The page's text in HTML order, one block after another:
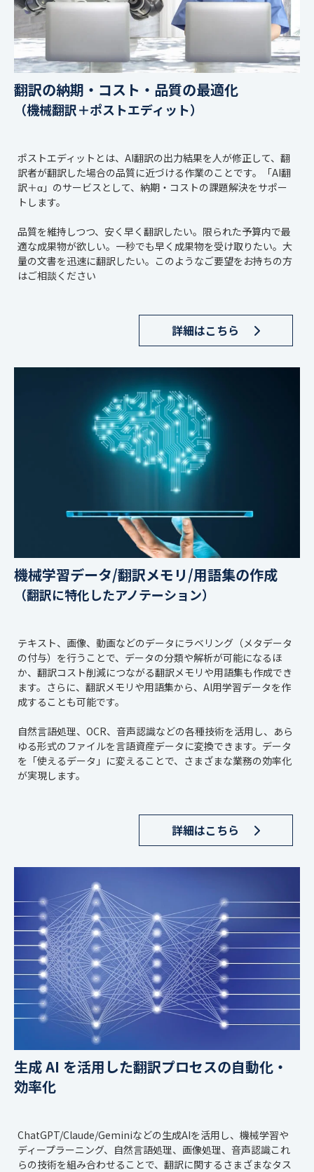
翻訳の納期・コスト・品質の最適化
（機械翻訳＋ポストエディット）
ポストエディットとは、AI翻訳の出力結果を人が修正して、翻
訳者が翻訳した場合の品質に近づける作業のことです。「AI翻
訳＋α」のサービスとして、納期・コストの課題解決をサポー
トします。
品質を維持しつつ、安く早く翻訳したい。限られた予算内で最
適な成果物が欲しい。一秒でも早く成果物を受け取りたい。大
量の文書を迅速に翻訳したい。このようなご要望をお持ちの方
はご相談ください
詳細はこちら
機械学習データ/翻訳メモリ/用語集の作成
（翻訳に特化したアノテーション）
テキスト、画像、動画などのデータにラベリング（メタデータ
の付与）を行うことで、データの分類や解析が可能になるほ
か、翻訳コスト削減につながる翻訳メモリや用語集も作成でき
ます。さらに、翻訳メモリや用語集から、AI用学習データを作
成することも可能です。
自然言語処理、OCR、音声認識などの各種技術を活用し、あら
ゆる形式のファイルを言語資産データに変換できます。データ
を「使えるデータ」に変えることで、さまざまな業務の効率化
が実現します。
詳細はこちら
生成 AI を活用した翻訳プロセスの自動化・
効率化
ChatGPT/Claude/Geminiなどの生成AIを活用し、機械学習や
ディープラーニング、自然言語処理、画像処理、音声認識これ
らの技術を組み合わせることで、翻訳に関するさまざまなタス